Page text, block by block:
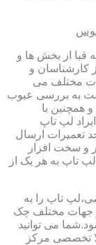
قبا از بخش ها و
کارشناسان و
مختلف می
به بررسی عیوب
همچنین با
لپ تاپ
تعمیرات ارسال
و سخت افزار
تاپ به هر یک از
تاپ را به
جهات مختلف چک
می توانید
تخصصی مرکز